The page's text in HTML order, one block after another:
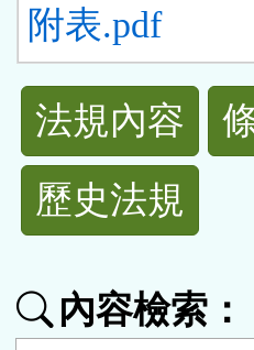
附表.pdf
法
規
功
按
法規內容
歷史法規
內容檢索：